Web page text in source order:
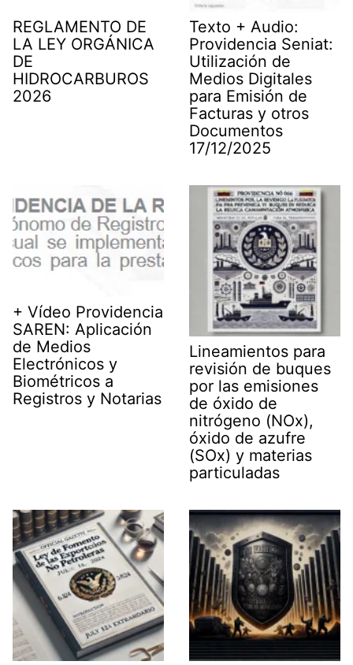
REGLAMENTO DE
LA LEY ORGÁNICA
DE
HIDROCARBUROS
2026
Texto + Audio:
Providencia Seniat:
Utilización de
Medios Digitales
para Emisión de
Facturas y otros
Documentos
17/12/2025
+ Vídeo Providencia
SAREN: Aplicación
de Medios
Electrónicos y
Biométricos a
Registros y Notarias
Lineamientos para
revisión de buques
por las emisiones
de óxido de
nitrógeno (NOx),
óxido de azufre
(SOx) y materias
particuladas